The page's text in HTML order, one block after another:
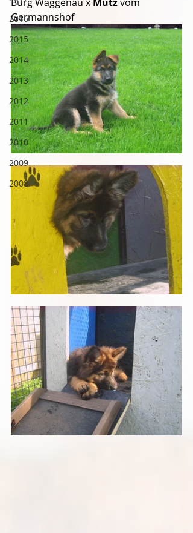
2016
2015
2014
2013
2012
2011
2010
2009
2008
Germannshof